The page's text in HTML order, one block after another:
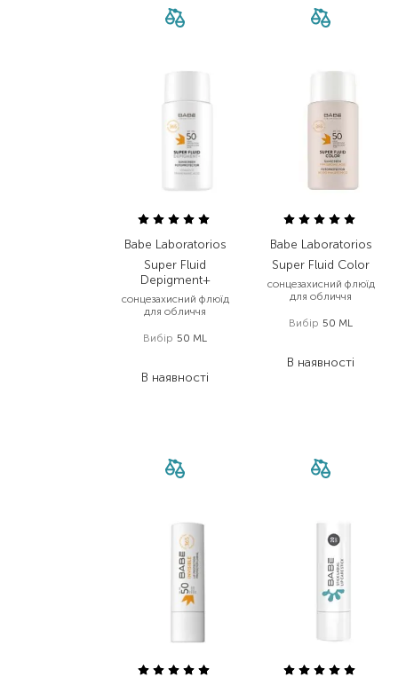
Babe Laboratorios
Super Fluid
Depigment+
сонцезахисний флюїд
для обличчя
Вибір 50 ML
В наявності
Babe Laboratorios
Super Fluid Color
сонцезахисний флюїд
для обличчя
Вибір 50 ML
В наявності